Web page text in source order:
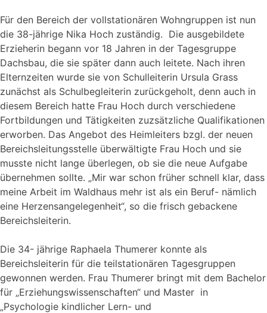
Für den Bereich der vollstationären Wohngruppen ist nun
die 38-jährige Nika Hoch zuständig. Die ausgebildete
Erzieherin begann vor 18 Jahren in der Tagesgruppe
Dachsbau, die sie später dann auch leitete. Nach ihren
Elternzeiten wurde sie von Schulleiterin Ursula Grass
zunächst als Schulbegleiterin zurückgeholt, denn auch in
diesem Bereich hatte Frau Hoch durch verschiedene
Fortbildungen und Tätigkeiten zuzsätzliche Qualifikationen
erworben. Das Angebot des Heimleiters bzgl. der neuen
Bereichsleitungsstelle überwältigte Frau Hoch und sie
musste nicht lange überlegen, ob sie die neue Aufgabe
übernehmen sollte. „Mir war schon früher schnell klar, dass
meine Arbeit im Waldhaus mehr ist als ein Beruf- nämlich
eine Herzensangelegenheit“, so die frisch gebackene
Bereichsleiterin.
Die 34- jährige Raphaela Thumerer konnte als
Bereichsleiterin für die teilstationären Tagesgruppen
gewonnen werden. Frau Thumerer bringt mit dem Bachelor
für „Erziehungswissenschaften“ und Master in
„Psychologie kindlicher Lern- und